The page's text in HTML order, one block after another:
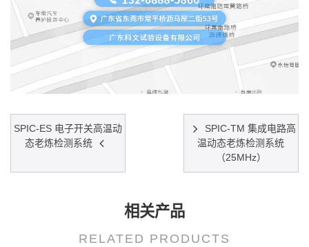
SPIC-ES 电子开关高温动
态老炼检测系统
SPIC-TM 集成电路高
温动态老炼检测系统
（25MHz）
相关产品
RELATED PRODUCTS